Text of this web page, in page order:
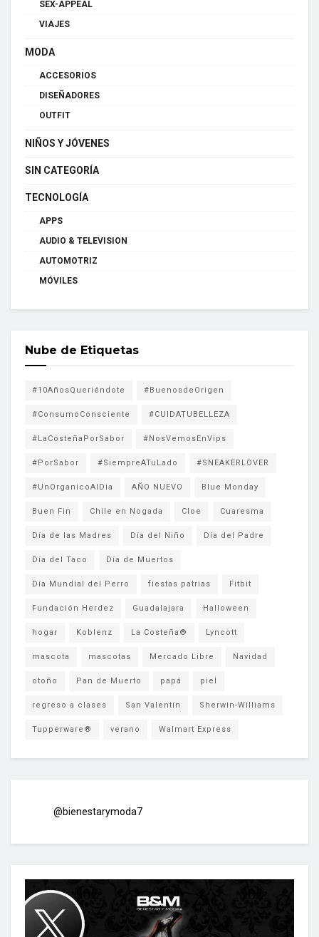
SEX-APPEAL
VIAJES
MODA
ACCESORIOS
DISEÑADORES
OUTFIT
NIÑOS Y JÓVENES
SIN CATEGORÍA
TECNOLOGÍA
APPS
AUDIO & TELEVISION
AUTOMOTRIZ
MÓVILES
Nube de Etiquetas
#10AñosQueriéndote #BuenosdeOrigen
#ConsumoConsciente #CUIDATUBELLEZA
#LaCosteñaPorSabor #NosVemosEnVips
#PorSabor #SiempreATuLado #SNEAKERLOVER
#UnOrganicoAlDia AÑO NUEVO Blue Monday
Buen Fin Chile en Nogada Cloe Cuaresma
Día de las Madres Día del Niño Día del Padre
Día del Taco Día de Muertos
Día Mundial del Perro fiestas patrias Fitbit
Fundación Herdez Guadalajara Halloween
hogar Koblenz La Costeña® Lyncott
mascota mascotas Mercado Libre Navidad
otoño Pan de Muerto papá piel
regreso a clases San Valentín Sherwin-Williams
Tupperware® verano Walmart Express
@bienestarymoda7